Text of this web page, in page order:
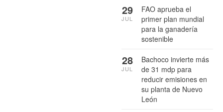
FAO aprueba el
primer plan mundial
para la ganadería
sostenible
29
JUL
Bachoco invierte más
de 31 mdp para
reducir emisiones en
su planta de Nuevo
León
28
JUL